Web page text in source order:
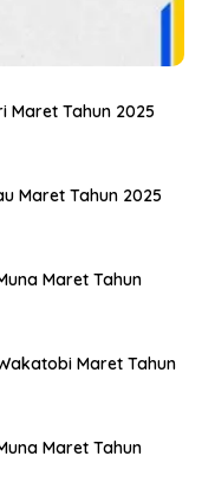
Maret Tahun 2025
Maret Tahun 2025
Maret Tahun
Maret Tahun
Maret Tahun